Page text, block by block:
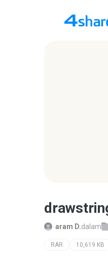
aram D.dalam
RAR 10,619 KB